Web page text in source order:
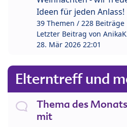
Ideen für jeden Anlass!
39 Themen / 228 Beiträge
Letzter Beitrag von
28. Mär 2026 22:01
Elterntreff und
Thema des
mit